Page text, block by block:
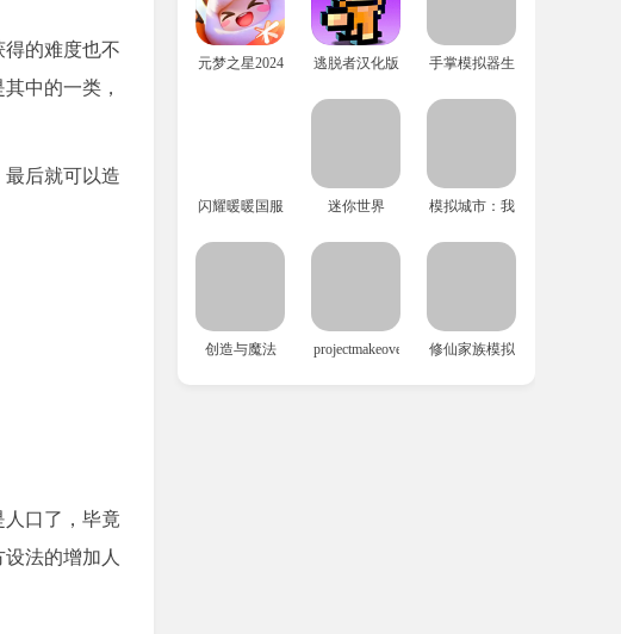
的难度也不
中的一类，
后就可以造
口了，毕竟
法的增加人
元梦之星2024年最新版逃脱者汉化版 手掌模拟器生存
闪耀暖暖国服 迷你世界 模拟城市：我是市长
创造与魔法 projectmakeover 修仙家族模拟器